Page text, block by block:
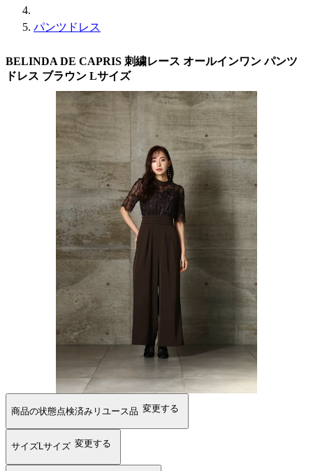
パンツドレス
BELINDA DE CAPRIS 刺繍レース オールインワン パンツ
ドレス ブラウン Lサイズ
商品の状態点検済みリユース品 変更する
サイズLサイズ 変更する